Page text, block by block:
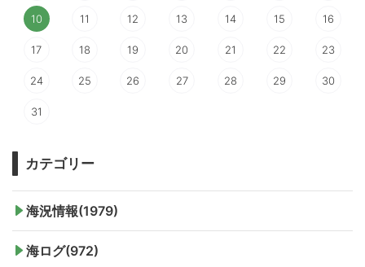
10 11 12 13 14 15 16
17 18 19 20 21 22 23
24 25 26 27 28 29 30
31
カテゴリー
海況情報(1979)
海ログ(972)